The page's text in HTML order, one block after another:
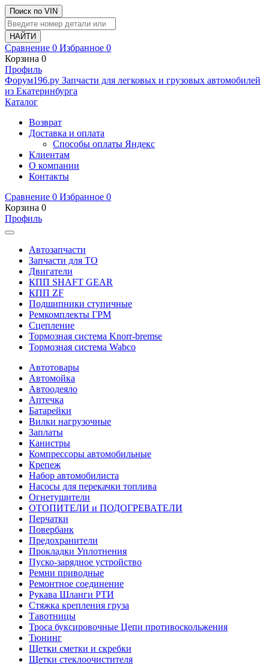
Поиск по VIN
Сравнение 0 Избранное 0
Корзина 0
Профиль
Фoрум196.ру Запчасти для легковых и грузовых автомобилей
из Екатеринбурга
Каталог
Возврат
Доставка и оплата
Способы оплаты Яндекс
Клиентам
О компании
Контакты
Сравнение 0 Избранное 0
Корзина 0
Профиль
Автозапчасти
Запчасти для ТО
Двигатели
КПП SHAFT GEAR
КПП ZF
Подшипники ступичные
Ремкомплекты ГРМ
Сцепление
Тормозная система Knorr-bremse
Тормозная система Wabco
Автотовары
Автомойка
Автоодеяло
Аптечка
Батарейки
Вилки нагрузочные
Заплаты
Канистры
Компрессоры автомобильные
Крепеж
Набор автомобилиста
Насосы для перекачки топлива
Огнетушители
ОТОПИТЕЛИ и ПОДОГРЕВАТЕЛИ
Перчатки
Повербанк
Предохранители
Прокладки Уплотнения
Пуско-зарядное устройство
Ремни приводные
Ремонтное соединение
Рукава Шланги РТИ
Стяжка крепления груза
Тавотницы
Троса буксировочные Цепи противоскольжения
Тюнинг
Щетки сметки и скребки
Щетки стеклоочистителя